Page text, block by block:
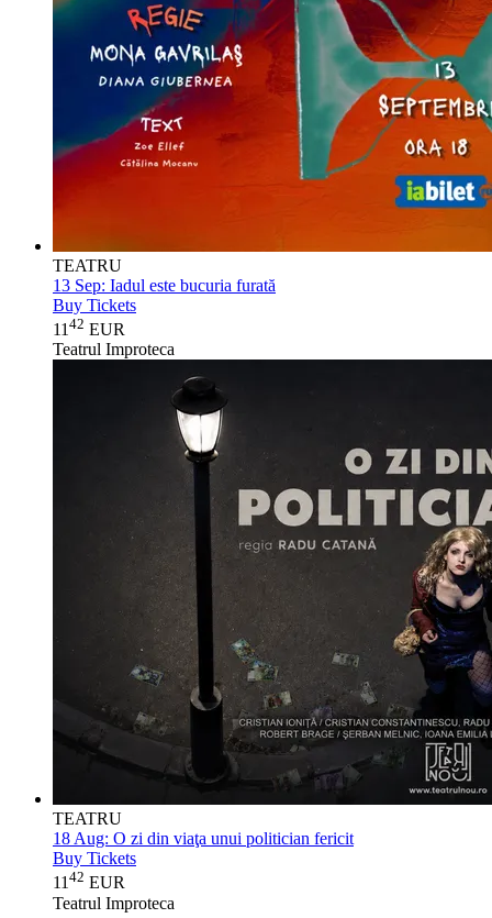
TEATRU
13 Sep: Iadul este bucuria furată
Buy Tickets
11 42 EUR
Teatrul Improteca
TEATRU
18 Aug: O zi din viaţa unui politician fericit
Buy Tickets
1142 EUR
Teatrul Improteca